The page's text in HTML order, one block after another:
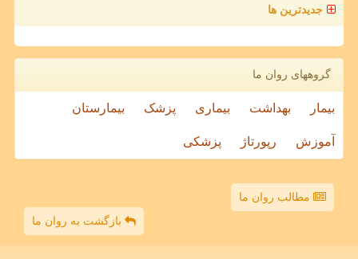
جدیدترین ها
گروههای روان ما
بیمار بهداشت بیماری پزشک بیمارستان
آموزش رپورتاژ پزشکی
مطالب روان ما
بازگشت به روان ما